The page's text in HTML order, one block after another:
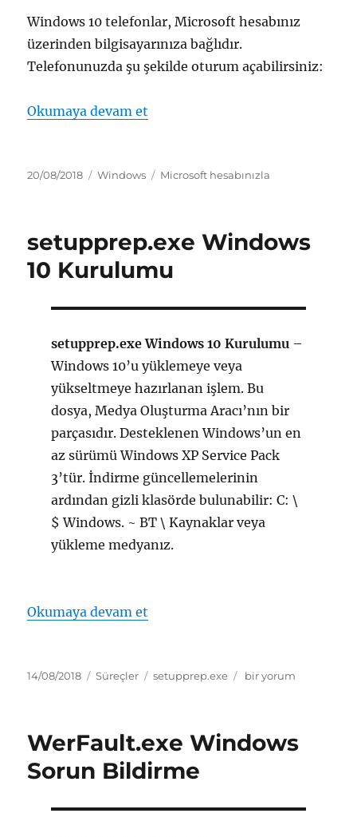
Windows 10 telefonlar, Microsoft hesabınız
üzerinden bilgisayarınıza bağlıdır.
Telefonunuzda şu şekilde oturum açabilirsiniz:
Okumaya devam et
Yayın
20/08/2018 Kategoriler
Windows Etiketler
Microsoft hesabınızla
setupprep.exe Windows
10 Kurulumu
setupprep.exe Windows 10 Kurulumu –
Windows 10’u yüklemeye veya
yükseltmeye hazırlanan işlem. Bu
dosya, Medya Oluşturma Aracı’nın bir
parçasıdır. Desteklenen Windows’un en
az sürümü Windows XP Service Pack
3’tür. İndirme güncellemelerinin
ardından gizli klasörde bulunabilir: C: \
$ Windows. ~ BT \ Kaynaklar veya
yükleme medyanız.
Okumaya devam et
Yayın
14/08/2018 Kategoriler
Süreçler Etiketler
setupprep.exe
setupprep.exe
için
bir yorum
WerFault.exe Windows
Sorun Bildirme